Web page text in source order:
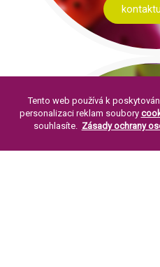
Tento web používá k
personalizaci reklam soubory
souhlasíte. Zásady ochrany